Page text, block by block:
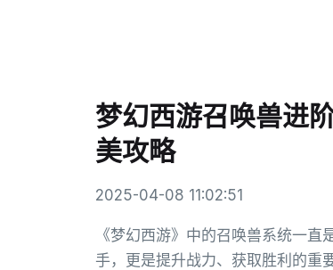
梦幻西游召唤兽进
美攻略
2025-04-08 11:02:51
《梦幻西游》中的召唤兽系统一
手，更是提升战力、获取胜利的重